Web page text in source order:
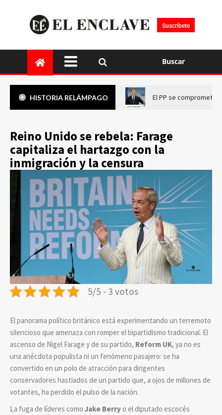
Suscríbete
Buscar
HISTORIA RELÁMPAGO El PP se compromete
Reino Unido se rebela: Farage
capitaliza el hartazgo con la
inmigración y la censura
5/5 - 3 votos
El panorama político británico está experimentando un terremoto
silencioso que amenaza con romper el bipartidismo tradicional. El
ascenso de Nigel Farage y de su partido, Reform UK, ya no es
una anécdota populista ni un fenómeno pasajero: se ha
convertido en un polo de atracción para dirigentes
conservadores hastiados de un partido que, a ojos de millones de
votantes, ha perdido el pulso de la nación.
La fuga de líderes como Jake Berryo el diputado escocés